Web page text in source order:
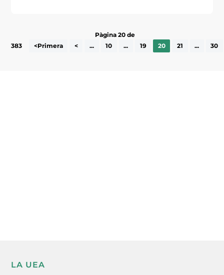
Pàgina 20 de
383
<Primera < ... 10 ... 19 20 21 ... 30
LA UEA